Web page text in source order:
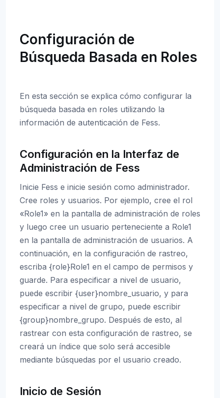
Configuración de
Búsqueda Basada en Roles
En esta sección se explica cómo configurar la
búsqueda basada en roles utilizando la
información de autenticación de Fess.
Configuración en la Interfaz de
Administración de Fess
Inicie Fess e inicie sesión como administrador.
Cree roles y usuarios. Por ejemplo, cree el rol
«Role1» en la pantalla de administración de roles
y luego cree un usuario perteneciente a Role1
en la pantalla de administración de usuarios. A
continuación, en la configuración de rastreo,
escriba {role}Role1 en el campo de permisos y
guarde. Para especificar a nivel de usuario,
puede escribir {user}nombre_usuario, y para
especificar a nivel de grupo, puede escribir
{group}nombre_grupo. Después de esto, al
rastrear con esta configuración de rastreo, se
creará un índice que solo será accesible
mediante búsquedas por el usuario creado.
Inicio de Sesión